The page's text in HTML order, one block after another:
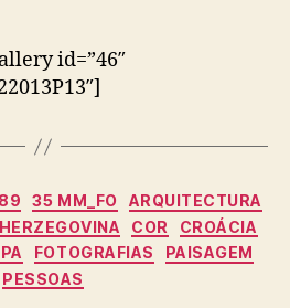
id=”46″
Categorias
35 MM_FO
ARQUITECTURA
COR
CROÁCIA
FOTOGRAFIAS
PAISAGEM
PESSOAS